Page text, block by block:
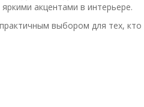
акцентами в интерьере.
выбором для тех, кто